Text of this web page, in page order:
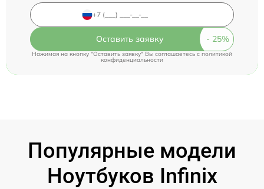
Оставить заявку
Нажимая на кнопку "Оставить заявку" Вы соглашаетесь cполитикой
конфиденциальности
Популярные модели
Ноутбуков Infinix